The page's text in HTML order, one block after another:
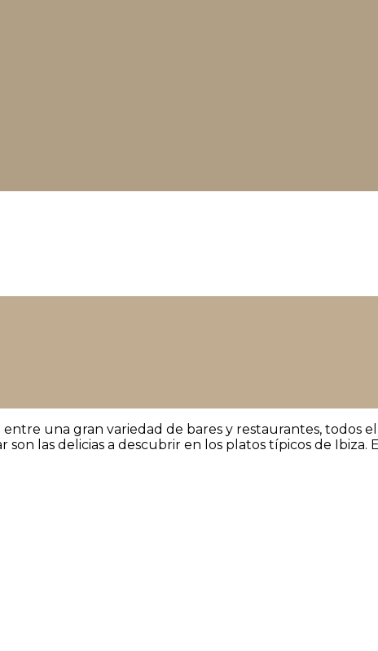
una gran variedad de bares y restaurantes, todos
las delicias a descubrir en los platos típicos de Ibiza.